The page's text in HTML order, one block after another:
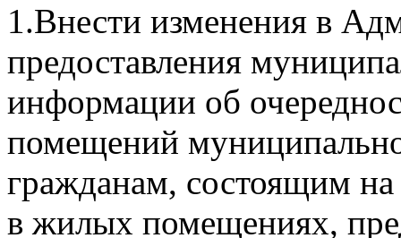
1.Внести изменения в
предоставления
информации об
помещений
гражданам, состоящим
в жилых помещениях,